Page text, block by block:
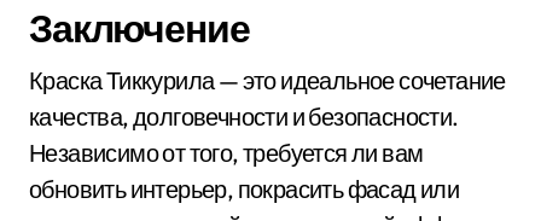
Заключение
Краска Тиккурила — это идеальное сочетание
качества, долговечности и безопасности.
Независимо от того, требуется ли вам
обновить интерьер, покрасить фасад или